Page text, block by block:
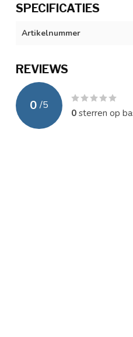
SPECIFICATIES
Artikelnummer
REVIEWS
0 /5
0sterren op